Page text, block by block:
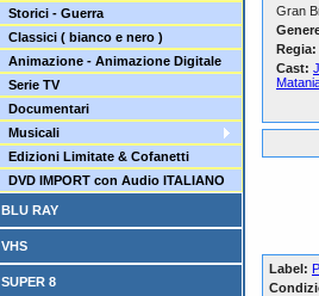
Storici - Guerra
Classici ( bianco e nero )
Animazione - Animazione Digitale
Serie TV
Documentari
Musicali
Edizioni Limitate & Cofanetti
DVD IMPORT con Audio ITALIANO
BLU RAY
VHS
SUPER 8
Gran
Regia:
Cast:
Label: